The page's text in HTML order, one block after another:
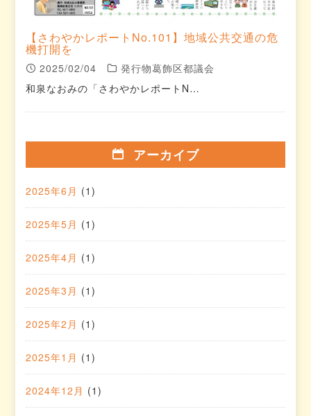
【さわやかレポートNo.101】地域公共交通の危
機打開を
2025/02/04
発行物葛飾区都議会
和泉なおみの「さわやかレポートN…
アーカイブ
2025年6月 (1)
2025年5月 (1)
2025年4月 (1)
2025年3月 (1)
2025年2月 (1)
2025年1月 (1)
2024年12月 (1)